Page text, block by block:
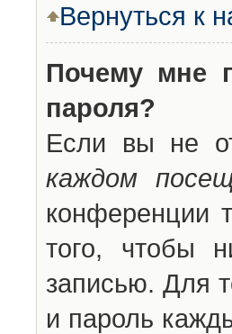
Вернуться к
Почему мне
пароля?
Если вы не
каждом
конференции
того, чтобы
записью. Для
и пароль